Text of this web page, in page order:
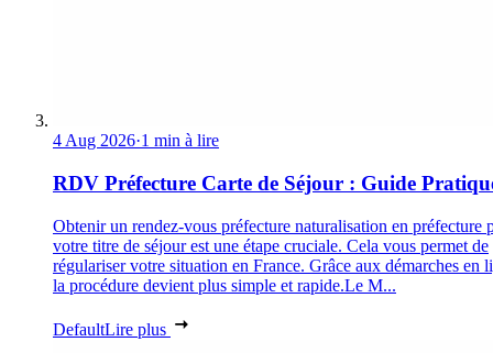
4 Aug 2026·1 min à lire
RDV Préfecture Carte de Séjour : Guide
Obtenir un rendez-vous préfecture naturalisation en préfecture
votre titre de séjour est une étape cruciale. Cela vous permet de
régulariser votre situation en France. Grâce aux démarches en
la procédure devient plus simple et rapide.Le M...
DefaultLire plus